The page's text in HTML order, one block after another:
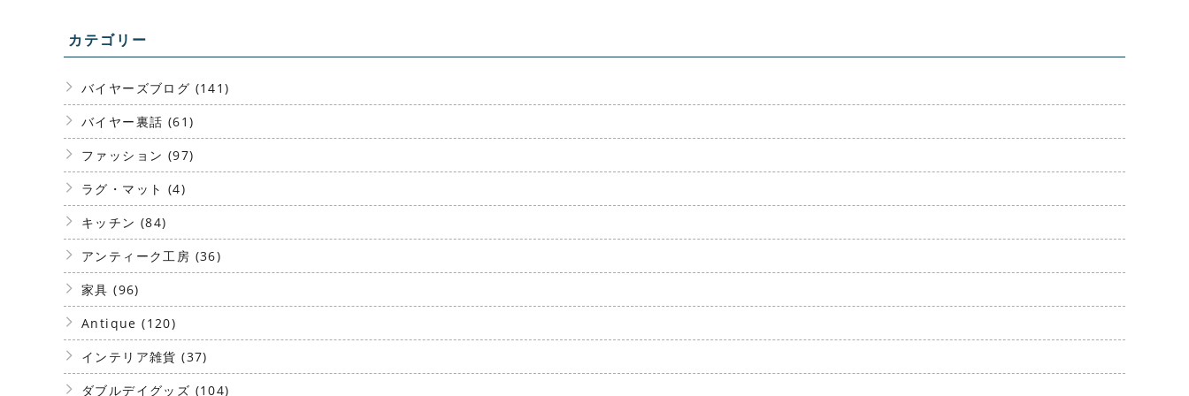
カテゴリー
バイヤーズブログ (141)
バイヤー裏話 (61)
ファッション (97)
ラグ・マット (4)
キッチン (84)
アンティーク工房 (36)
家具 (96)
Antique (120)
インテリア雑貨 (37)
ダブルデイグッズ (104)